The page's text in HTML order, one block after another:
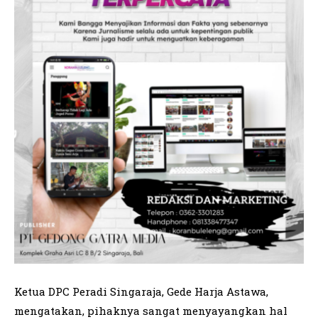
Ketua DPC Peradi Singaraja, Gede Harja Astawa,
mengatakan, pihaknya sangat menyayangkan hal